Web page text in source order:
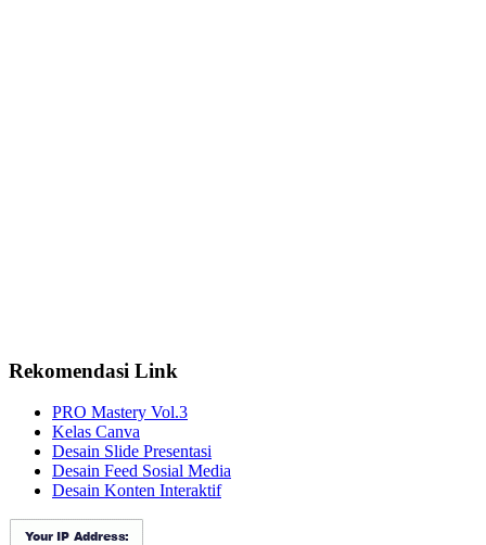
Rekomendasi Link
PRO Mastery Vol.3
Kelas Canva
Desain Slide Presentasi
Desain Feed Sosial Media
Desain Konten Interaktif